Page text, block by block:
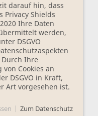
BESTELLEN
darauf hin, dass
Privacy Shields
Ihre Daten
werden,
DSGVO
Ihre
Cookies an
DSGVO in Kraft,
Art vorgesehen ist.
| Zum Datenschutz